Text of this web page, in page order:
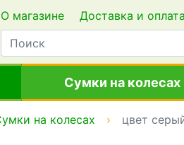
О магазине Доставка и оплата
Сумки на колесах
на колесах цвет